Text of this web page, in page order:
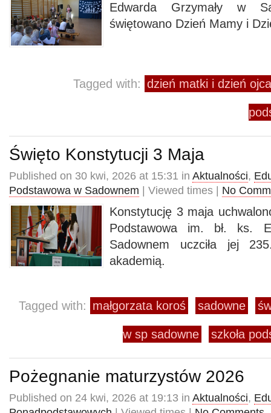
Edwarda Grzymały w
świętowano Dzień Mamy i
Tagged with: dzień matki i dzień
Święto Konstytucji 3 Maja
Published on 30 kwi, 2026 at 15:31 in Aktualności,
Podstawowa w Sadownem | Viewed times | No
Konstytucję 3 maja
Podstawowa im. bł. ks.
Sadownem uczciła jej
akademią.
Tagged with: małgorzata koroś sadowne
w sp sadowne szkoła
Pożegnanie maturzystów 2026
Published on 24 kwi, 2026 at 19:13 in Aktualności,